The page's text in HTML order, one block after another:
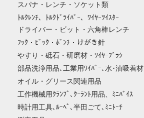
スパナ・レンチ・ソケット類
ﾄﾙｸﾚﾝﾁ、ﾄﾙｸﾄﾞﾗｲﾊﾞｰ、ﾜｲﾔｰﾂｲｽﾀｰ
ドライバー・ビット・六角棒レンチ
ﾌｯｸ・ﾋﾟｯｸ・ﾎﾟﾝﾁ・けがき針
やすり・砥石・研磨材・ﾜｲﾔｰﾌﾞﾗｼ
部品洗浄用品､工業用ﾜｲﾊﾟｰ､水･油吸着材
オイル・グリース関連用品
工作機械用ｸﾗﾝﾌﾟ､ｸｰﾗﾝﾄ用品、ﾐﾆﾊﾞｲｽ
時計用工具､ﾙｰﾍﾟ､半田ごて､ﾐﾆﾄｰﾁ